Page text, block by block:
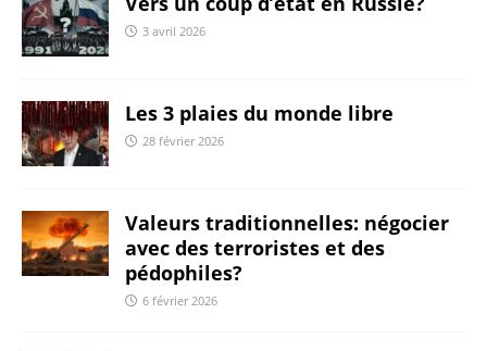
3 avril 2026
Les 3 plaies du monde libre
28 février 2026
Valeurs traditionnelles: négocier
avec des terroristes et des
pédophiles?
6 février 2026